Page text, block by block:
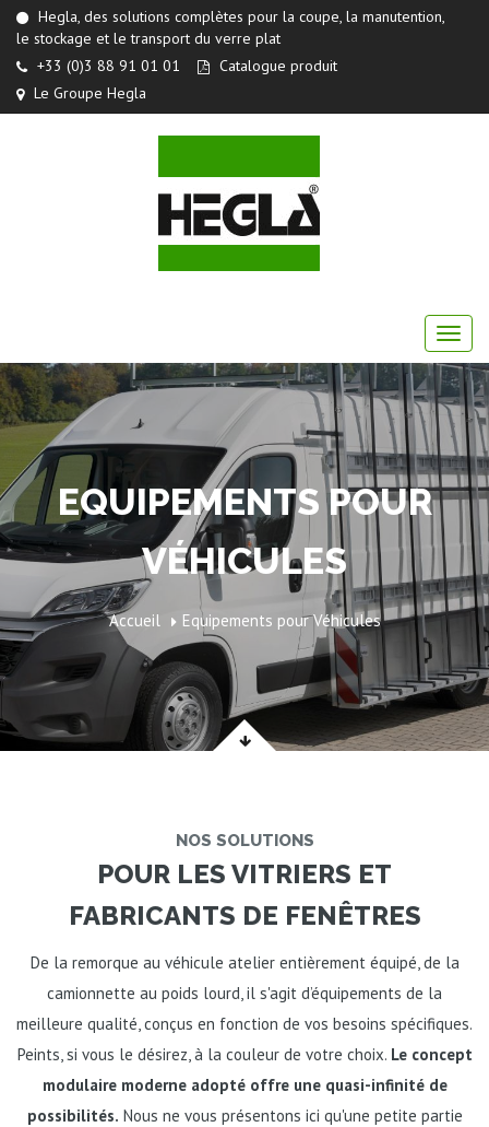
Hegla, des solutions complètes pour la coupe, la manutention,
le stockage et le transport du verre plat
+33 (0)3 88 91 01 01
Catalogue produit
Le Groupe Hegla
EQUIPEMENTS POUR
VÉHICULES
Accueil Equipements pour Véhicules
NOS SOLUTIONS
POUR LES VITRIERS ET
FABRICANTS DE FENÊTRES
De la remorque au véhicule atelier entièrement équipé, de la
camionnette au poids lourd, il s'agit d’équipements de la
meilleure qualité, conçus en fonction de vos besoins spécifiques.
Peints, si vous le désirez, à la couleur de votre choix. Le concept
modulaire moderne adopté offre une quasi-infinité de
possibilités. Nous ne vous présentons ici qu'une petite partie